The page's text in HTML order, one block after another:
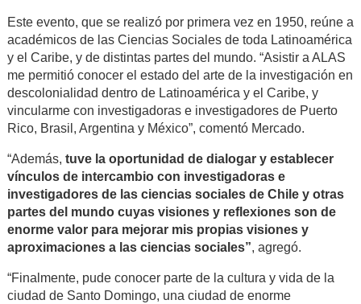
Este evento, que se realizó por primera vez en 1950, reúne a
académicos de las Ciencias Sociales de toda Latinoamérica
y el Caribe, y de distintas partes del mundo. “Asistir a ALAS
me permitió conocer el estado del arte de la investigación en
descolonialidad dentro de Latinoamérica y el Caribe, y
vincularme con investigadoras e investigadores de Puerto
Rico, Brasil, Argentina y México”, comentó Mercado.
“Además, tuve la oportunidad de dialogar y establecer
vínculos de intercambio con investigadoras e
investigadores de las ciencias sociales de Chile y otras
partes del mundo cuyas visiones y reflexiones son de
enorme valor para mejorar mis propias visiones y
aproximaciones a las ciencias sociales”, agregó.
“Finalmente, pude conocer parte de la cultura y vida de la
ciudad de Santo Domingo, una ciudad de enorme